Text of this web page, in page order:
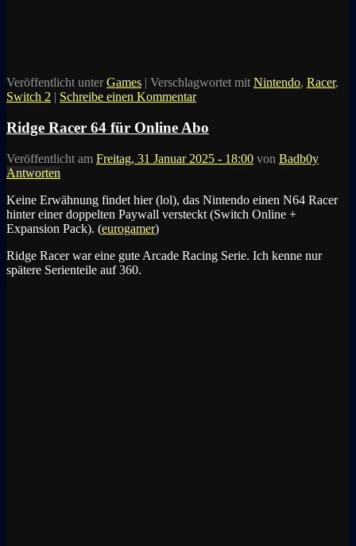
Veröffentlicht unter Games | Verschlagwortet mit Nintendo, Racer,
Switch 2 | Schreibe einen Kommentar
Ridge Racer 64 für Online Abo
Veröffentlicht am Freitag, 31 Januar 2025 - 18:00 von Badb0y
Antworten
Keine Erwähnung findet hier (lol), das Nintendo einen N64 Racer
hinter einer doppelten Paywall versteckt (Switch Online +
Expansion Pack). (eurogamer)
Ridge Racer war eine gute Arcade Racing Serie. Ich kenne nur
spätere Serienteile auf 360.